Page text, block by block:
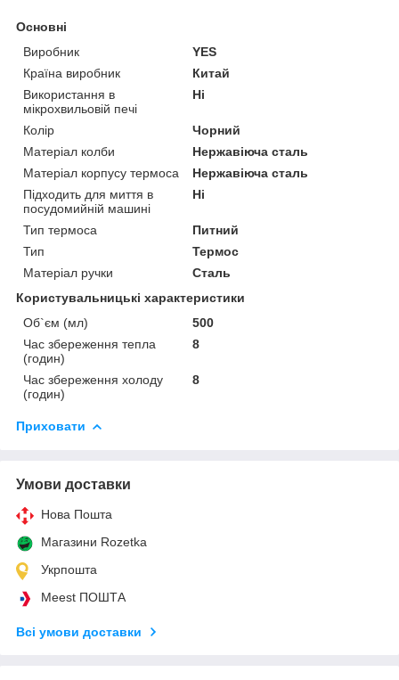
Основні
Виробник
YES
Країна виробник
Китай
Використання в
мікрохвильовій печі
Ні
Колір
Чорний
Матеріал колби
Нержавіюча сталь
Матеріал корпусу термоса
Нержавіюча сталь
Підходить для миття в
посудомийній машині
Ні
Тип термоса
Питний
Тип
Термос
Матеріал ручки
Сталь
Користувальницькі характеристики
Об`єм (мл)
500
Час збереження тепла
(годин)
8
Час збереження холоду
(годин)
8
Приховати
Умови доставки
Нова Пошта
Магазини Rozetka
Укрпошта
Meest ПОШТА
Всі умови доставки